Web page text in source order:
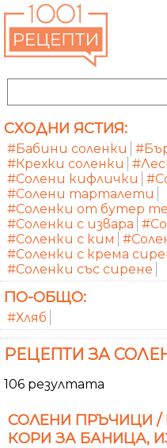
СХОДНИ ЯСТИЯ:
#Бабини соленки
#Крехки соленки
#Солени кифлички
#Солени тарталети
#Соленки от бутер
#Соленки с извара
#Соленки с ким
#Соленки с крема
#Соленки със сирене
ПО-ОБЩО:
#Хляб
РЕЦЕПТИ ЗА
106 резултата
СОЛЕНИ ПРЪЧИЦИ /
КОРИ ЗА БАНИЦА,